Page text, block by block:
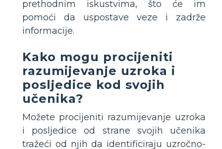
prethodnim iskustvima, što će im
pomoći da uspostave veze i zadrže
informacije.
Kako mogu procijeniti
razumijevanje uzroka i
posljedice kod svojih
učenika?
Možete procijeniti razumijevanje uzroka
i posljedice od strane svojih učenika
tražeći od njih da identificiraju uzročno-